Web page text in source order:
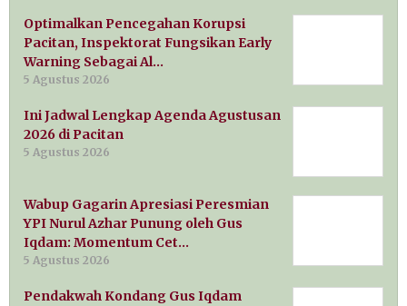
Optimalkan Pencegahan Korupsi
Pacitan, Inspektorat Fungsikan Early
Warning Sebagai Al…
5 Agustus 2026
Ini Jadwal Lengkap Agenda Agustusan
2026 di Pacitan
5 Agustus 2026
Wabup Gagarin Apresiasi Peresmian
YPI Nurul Azhar Punung oleh Gus
Iqdam: Momentum Cet…
5 Agustus 2026
Pendakwah Kondang Gus Iqdam